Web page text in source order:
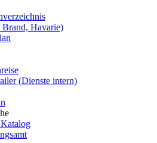
Havarie)
(Dienste intern)